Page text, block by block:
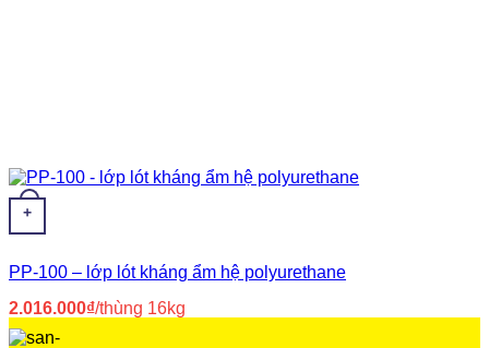
+
PP-100 – lớp lót kháng ẩm hệ polyurethane
2.016.000₫/thùng 16kg